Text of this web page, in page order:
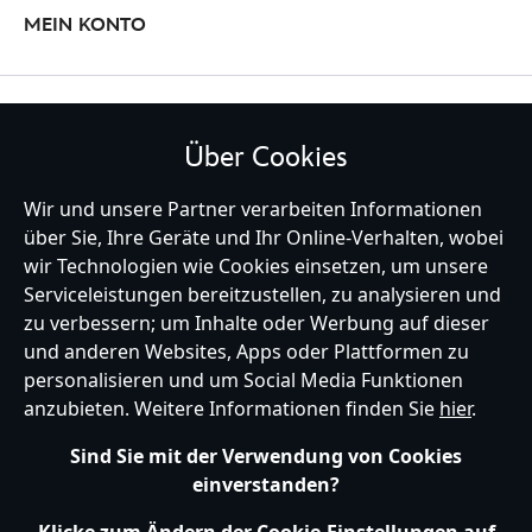
MEIN KONTO
Germany
Hilfe Nutzungsbedingungen Datenschutzerklärung
Site Map
Richtlinien für Cookies
EU Datenschutzhinweis
Impressum
Allgemeine Verkaufsbedingungen
Über Cookies
Wir und unsere Partner verarbeiten Informationen
über Sie, Ihre Geräte und Ihr Online-Verhalten, wobei
wir Technologien wie Cookies einsetzen, um unsere
Serviceleistungen bereitzustellen, zu analysieren und
zu verbessern; um Inhalte oder Werbung auf dieser
und anderen Websites, Apps oder Plattformen zu
personalisieren und um Social Media Funktionen
anzubieten. Weitere Informationen finden Sie hier.
Sind Sie mit der Verwendung von Cookies
einverstanden?